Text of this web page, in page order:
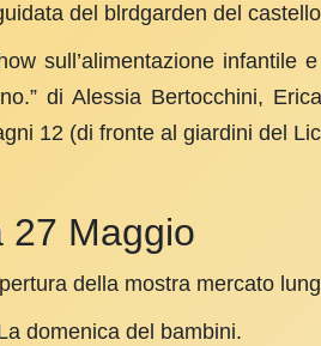
del blrdgarden del
sull’alimentazione infanti­le
di Alessia Bertocchini,
12 (di fronte al giardini del
27 Maggio
della mostra mercato
domenica del bambini.